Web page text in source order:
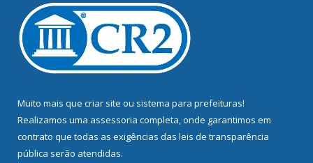
Muito mais que criar site ou sistema para prefeituras!
Realizamos uma assessoria completa, onde garantimos em
contrato que todas as exigências das leis de transparência
pública serão atendidas.